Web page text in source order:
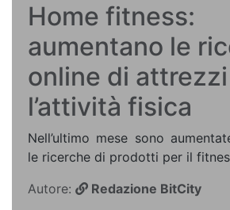
Home fitness:
aumentano le
online di
l’attività fisica
Nell’ultimo mese sono
le ricerche di prodotti per il
Autore:
Redazione BitCity